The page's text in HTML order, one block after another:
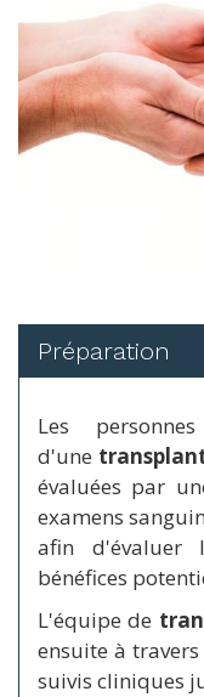
Préparation
Les
d'une
évaluées par
examens
afin d'évaluer
bénéfices
L'équipe de
ensuite à
suivis cliniques